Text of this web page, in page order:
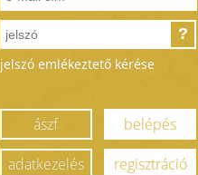
?
jelszó emlékeztető kérése
ászf
belépés
adatkezelés
regisztráció